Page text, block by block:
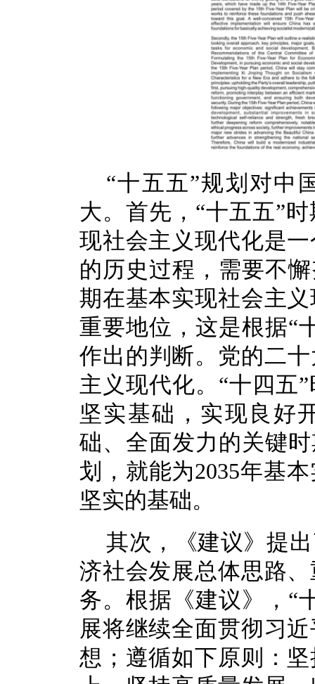
“十五五”规划对中
大。首先，“十五五”
现社会主义现代化是
的历史过程，需要不
期在基本实现社会主
重要地位，这是根据“
作出的判断。党的二
主义现代化。“十四五
坚实基础，实现良好
础、全面发力的关键
划，就能为2035年基
坚实的基础。
其次，《建议》提
济社会发展总体思路
务。根据《建议》，“
展将继续全面贯彻习
想；遵循如下原则：